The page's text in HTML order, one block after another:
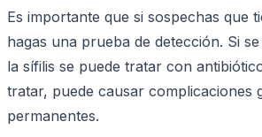
Es importante que si sospechas que
hagas una prueba de detección. Si
la sífilis se puede tratar con
tratar, puede causar complicaciones
permanentes.